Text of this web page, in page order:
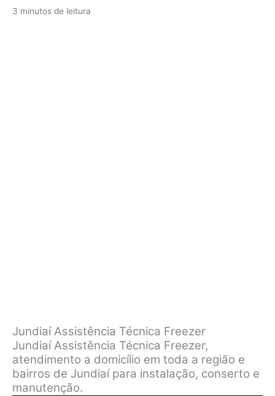
3 minutos de leitura
Jundiaí Assistência Técnica Freezer
Jundiaí Assistência Técnica Freezer,
atendimento a domicílio em toda a região e
bairros de Jundiaí para instalação, conserto e
manutenção.